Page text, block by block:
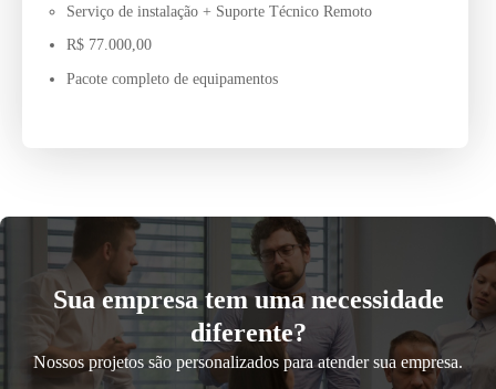
Serviço de instalação + Suporte Técnico Remoto
R$ 77.000,00
Pacote completo de equipamentos
Sua empresa tem uma necessidade
diferente?
Nossos projetos são personalizados para atender sua empresa.